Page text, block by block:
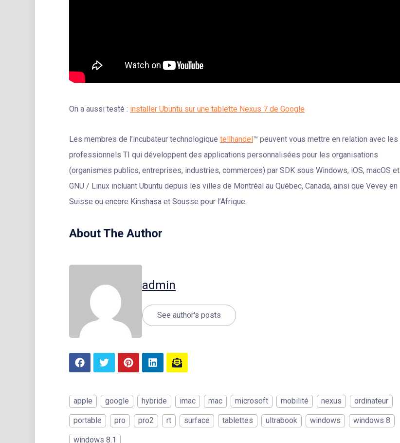
On a aussi testé : installer Ubuntu sur une tablette Nexus 7 de Google
Les membres de l’incubateur technologique tellhandel™ peuvent vous mettre en relation avec les
professionnels TI qui développent des applications personnalisées pour les organisations
(organismes publics, entreprises, industries, commerces) par SDK sous Windows, iOS, macOS et
GNU / Linux incluant Ubuntu depuis les villes de Montréal au Québec, Canada, ainsi que Vevey en
Suisse ou encore Kinshasa et Sousse pour l’Afrique.
About The Author
admin
See author's posts
apple google hybride imac mac microsoft mobilité nexus ordinateur
portable pro pro2 rt surface tablettes ultrabook windows windows 8
windows 8.1